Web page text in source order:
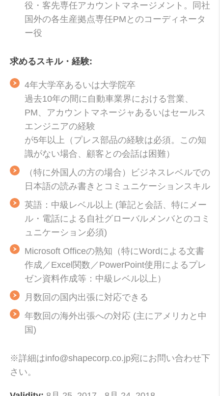
役・客先専任アカウントマネージメント。同社
国外の各生産拠点専任PMとのコーディネータ
ー役
求めるスキル・経験:
4年大学卒あるいは大学院卒
過去10年の間に自動車業界における営業、
PM、アカウントマネージャあるいはセールス
エンジニアの経験
が5年以上（プレス部品の経験は必須。この知
識がない場合、顧客との会話は困難）
（特に外国人の方の場合）ビジネスレベルでの
日本語の読み書きとコミュニケーションスキル
英語：中級レベル以上 (筆記と会話、特にメー
ル・電話による自社グローバルメンバとのコミ
ュニケーション必須)
Microsoft Officeの熟知（特にWordによる文書
作成／Excel関数／PowerPoint使用によるプレ
ゼン資料作成等：中級レベル以上）
月数回の国内出張に対応できる
年数回の海外出張への対応 (主にアメリカと中
国)
※詳細はinfo@shapecorp.co.jp宛にお問い合わせ下
さい。